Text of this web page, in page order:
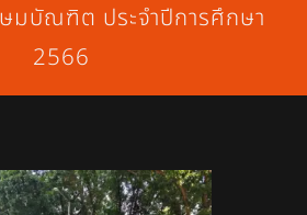
าลัย
มบัณฑิต ประจำปีการศึกษา
2566